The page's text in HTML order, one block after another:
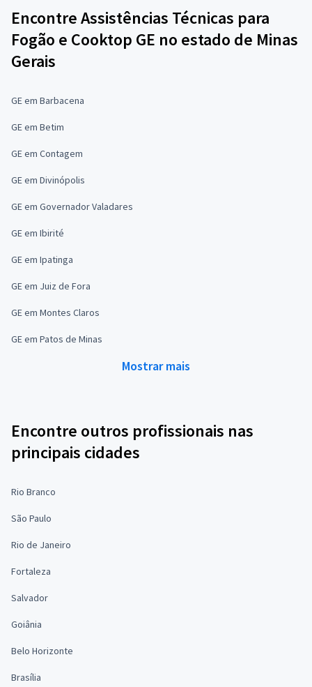
Encontre Assistências Técnicas para
Fogão e Cooktop GE no estado de Minas
Gerais
GE em Barbacena
GE em Betim
GE em Contagem
GE em Divinópolis
GE em Governador Valadares
GE em Ibirité
GE em Ipatinga
GE em Juiz de Fora
GE em Montes Claros
GE em Patos de Minas
Mostrar mais
Encontre outros profissionais nas
principais cidades
Rio Branco
São Paulo
Rio de Janeiro
Fortaleza
Salvador
Goiânia
Belo Horizonte
Brasília